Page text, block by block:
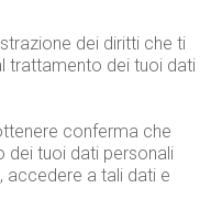
dei diritti che ti
trattamento dei tuoi dati
conferma che
dei tuoi dati personali
accedere a tali dati e